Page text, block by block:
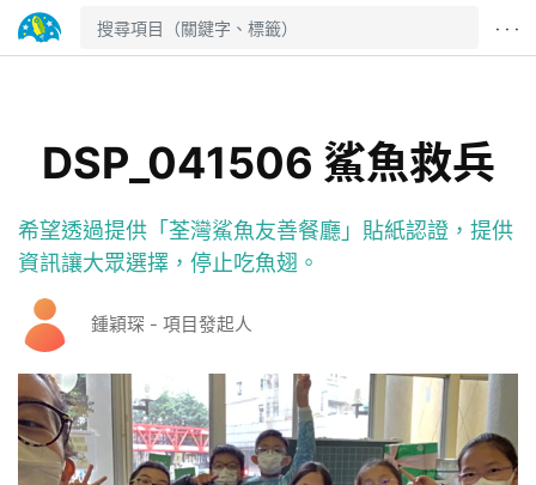
· · ·
DSP_041506 鯊魚救兵
希望透過提供「荃灣鯊魚友善餐廳」貼紙認證，提供
資訊讓大眾選擇，停止吃魚翅。
鍾穎琛 - 項目發起人